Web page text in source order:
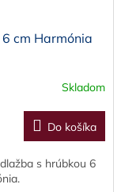
cm Harmónia
Skladom
Do košíka
s hrúbkou 6